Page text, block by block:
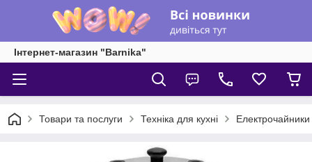
Інтернет-магазин "Barnika"
Товари та послуги Техніка для кухні